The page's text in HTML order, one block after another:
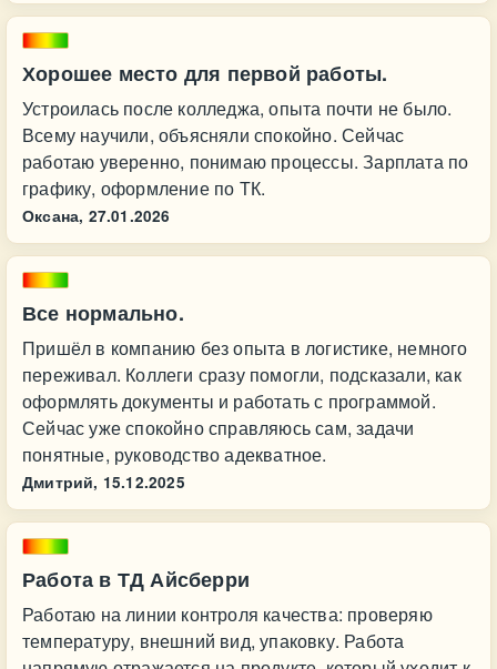
Хорошее место для первой работы.
Устроилась после колледжа, опыта почти не было.
Всему научили, объясняли спокойно. Сейчас
работаю уверенно, понимаю процессы. Зарплата по
графику, оформление по ТК.
Оксана, 27.01.2026
Все нормально.
Пришёл в компанию без опыта в логистике, немного
переживал. Коллеги сразу помогли, подсказали, как
оформлять документы и работать с программой.
Сейчас уже спокойно справляюсь сам, задачи
понятные, руководство адекватное.
Дмитрий, 15.12.2025
Работа в ТД Айсберри
Работаю на линии контроля качества: проверяю
температуру, внешний вид, упаковку. Работа